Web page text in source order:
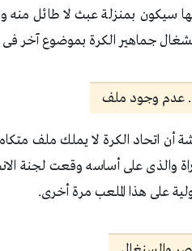
سيكون بمنزلة عبث لا طائل منه
جماهير الكرة بموضوع آخر فى
عدم وجود ملف
أن اتحاد الكرة لا يملك ملف
والذى على أساسه وقعت لجنة
على هذا الملعب مرة أخرى.